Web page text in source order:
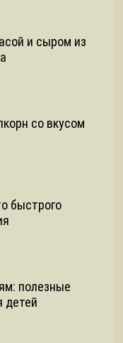
и сыром из
со вкусом
быстрого
полезные
детей